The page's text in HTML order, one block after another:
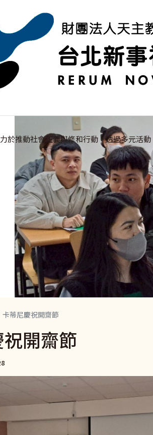
力於推動社會正義與修和行動，透過多元
卡蒂尼慶祝開齋節
開齋節